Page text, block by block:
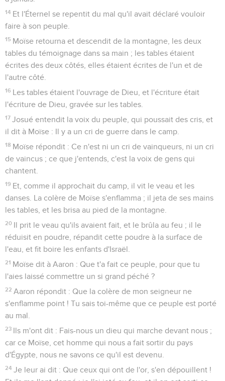
14 Et l'Éternel se repentit du mal qu'il avait déclaré vouloir
faire à son peuple.
15 Moïse retourna et descendit de la montagne, les deux
tables du témoignage dans sa main ; les tables étaient
écrites des deux côtés, elles étaient écrites de l'un et de
l'autre côté.
16 Les tables étaient l'ouvrage de Dieu, et l'écriture était
l'écriture de Dieu, gravée sur les tables.
17 Josué entendit la voix du peuple, qui poussait des cris, et
il dit à Moïse : Il y a un cri de guerre dans le camp.
18 Moïse répondit : Ce n'est ni un cri de vainqueurs, ni un cri
de vaincus ; ce que j'entends, c'est la voix de gens qui
chantent.
19 Et, comme il approchait du camp, il vit le veau et les
danses. La colère de Moïse s'enflamma ; il jeta de ses mains
les tables, et les brisa au pied de la montagne.
20 Il prit le veau qu'ils avaient fait, et le brûla au feu ; il le
réduisit en poudre, répandit cette poudre à la surface de
l'eau, et fit boire les enfants d'Israël.
21 Moïse dit à Aaron : Que t'a fait ce peuple, pour que tu
l'aies laissé commettre un si grand péché ?
22 Aaron répondit : Que la colère de mon seigneur ne
s'enflamme point ! Tu sais toi-même que ce peuple est porté
au mal.
23 Ils m'ont dit : Fais-nous un dieu qui marche devant nous ;
car ce Moïse, cet homme qui nous a fait sortir du pays
d'Égypte, nous ne savons ce qu'il est devenu.
24 Je leur ai dit : Que ceux qui ont de l'or, s'en dépouillent !